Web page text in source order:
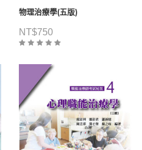
物理治療學(五版)
NT$750